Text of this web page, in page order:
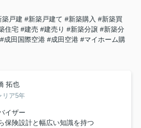
築戸建 #新築戸建て #新築購入 #新築買
住宅 #建売 #建売り #新築分譲 #新築分
#成田国際空港 #成田空港 #マイホーム購
拓也
リア5年
イザー
保険設計と幅広い知識を持つ